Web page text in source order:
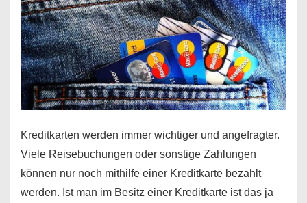
Kreditkarten werden immer wichtiger und angefragter.
Viele Reisebuchungen oder sonstige Zahlungen
können nur noch mithilfe einer Kreditkarte bezahlt
werden. Ist man im Besitz einer Kreditkarte ist das ja